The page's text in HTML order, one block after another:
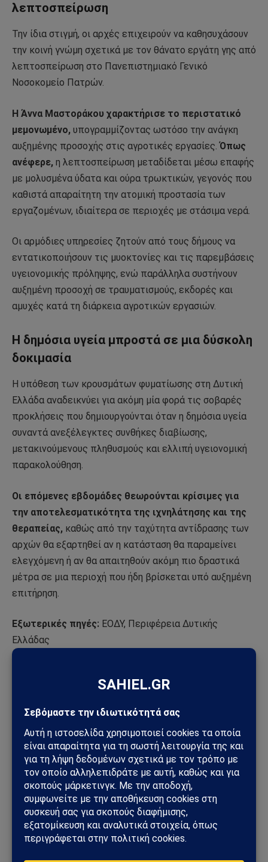
λεπτοσπείρωση
Την ίδια στιγμή, οι αρχές επιχειρούν να καθησυχάσουν
την κοινή γνώμη σχετικά με τον θάνατο εργάτη γης από
λεπτοσπείρωση στο Πανεπιστημιακό Γενικό
Νοσοκομείο Πατρών.
Η Άννα Μαστοράκου χαρακτήρισε το περιστατικό
μεμονωμένο, υπογραμμίζοντας ωστόσο την ανάγκη
αυξημένης προσοχής στις αγροτικές εργασίες.Όπως
ανέφερε, η λεπτοσπείρωση μεταδίδεται μέσω επαφής
με μολυσμένα ύδατα και ούρα τρωκτικών, γεγονός που
καθιστά απαραίτητη την ατομική προστασία των
εργαζομένων, ιδιαίτερα σε περιοχές με στάσιμα νερά.
Οι αρμόδιες υπηρεσίες ζητούν από τους δήμους να
εντατικοποιήσουν τις μυοκτονίες και τις παρεμβάσεις
υγειονομικής πρόληψης, ενώ παράλληλα συστήνουν
αυξημένη προσοχή σε τραυματισμούς, εκδορές και
αμυχές κατά τη διάρκεια αγροτικών εργασιών.
Η δημόσια υγεία μπροστά σε μια δύσκολη
δοκιμασία
Η υπόθεση των κρουσμάτων φυματίωσης στη Δυτική
Ελλάδα αναδεικνύει για ακόμη μία φορά τις σοβαρές
προκλήσεις που δημιουργούνται όταν η δημόσια υγεία
συναντά ανεξέλεγκτες συνθήκες διαβίωσης,
μετακινούμενους πληθυσμούς και ελλιπή υγειονομική
παρακολούθηση.
Οι επόμενες εβδομάδες θεωρούνται κρίσιμες για
την αποτελεσματικότητα της ιχνηλάτησης και της
θεραπείας, καθώς από την ταχύτητα αντίδρασης των
αρχών θα εξαρτηθεί αν η κατάσταση θα παραμείνει
ελεγχόμενη ή αν θα απαιτηθούν ακόμη πιο δραστικά
μέτρα σε μια περιοχή που ήδη βρίσκεται υπό αυξημένη
επιτήρηση.
Εξωτερικές πηγές: ΕΟΔΥ, Περιφέρεια Δυτικής
Ελλάδας
Σκέψεις – Άρθρα γνώμης
Γεωπολιτική – Παγκόσμιες εξελίξεις
Ελλάδα – Ειδήσεις & Αναλύσεις
Τουρκία & Η ελληνική στάση
Αποκαλύψεις – Όσα δε λέγονται αλλού
Το Sahiel φιλτράρει τις εξελίξεις με ανεξάρτητη ματιά, χωρίς
φίλτρα και χωρίς εξαρτήσεις. Ενημερώσου για όσα